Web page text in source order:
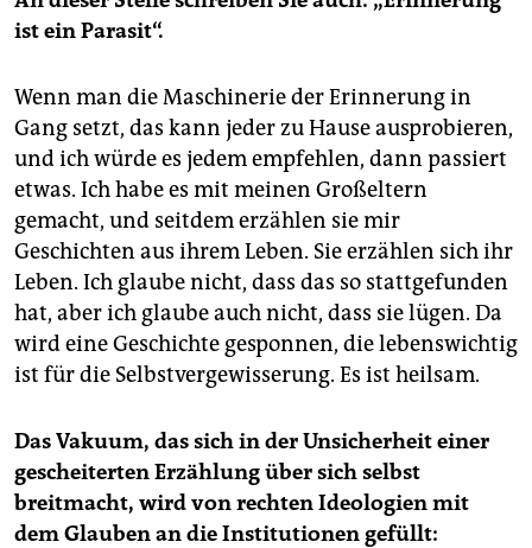
ist ein Parasit“.
Wenn man die Maschinerie der Erinnerung in
Gang setzt, das kann jeder zu Hause ausprobieren,
und ich würde es jedem empfehlen, dann passiert
etwas. Ich habe es mit meinen Großeltern
gemacht, und seitdem erzählen sie mir
Geschichten aus ihrem Leben. Sie erzählen sich ihr
Leben. Ich glaube nicht, dass das so stattgefunden
hat, aber ich glaube auch nicht, dass sie lügen. Da
wird eine Geschichte gesponnen, die lebenswichtig
ist für die Selbstvergewisserung. Es ist heilsam.
Das Vakuum, das sich in der Unsicherheit einer
gescheiterten Erzählung über sich selbst
breitmacht, wird von rechten Ideologien mit
dem Glauben an die Institutionen gefüllt: